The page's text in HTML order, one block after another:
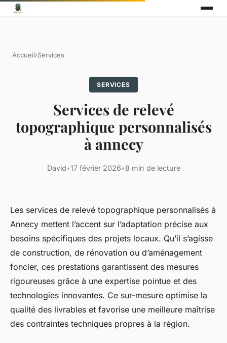
Accueil›Services
SERVICES
Services de relevé
topographique personnalisés
à annecy
David•17 février 2026•8 min de lecture
Les services de relevé topographique personnalisés à
Annecy mettent l’accent sur l’adaptation précise aux
besoins spécifiques des projets locaux. Qu’il s’agisse
de construction, de rénovation ou d’aménagement
foncier, ces prestations garantissent des mesures
rigoureuses grâce à une expertise pointue et des
technologies innovantes. Ce sur-mesure optimise la
qualité des livrables et favorise une meilleure maîtrise
des contraintes techniques propres à la région.